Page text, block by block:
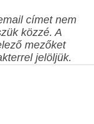
címet nem
közzé. A
mezőket
jelöljük.